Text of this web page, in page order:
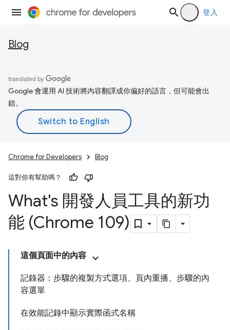
登入
Blog
Google 會運用 AI 技術將內容翻譯成你偏好的語言，但可能會出
錯。
Chrome for Developers Blog
這對你有幫助嗎？
What's 開發人員工具的新功
能 (Chrome 109)
這個頁面中的內容
記錄器：步驟的複製方式選項、頁內重播、步驟的內
容選單
在效能記錄中顯示實際函式名稱